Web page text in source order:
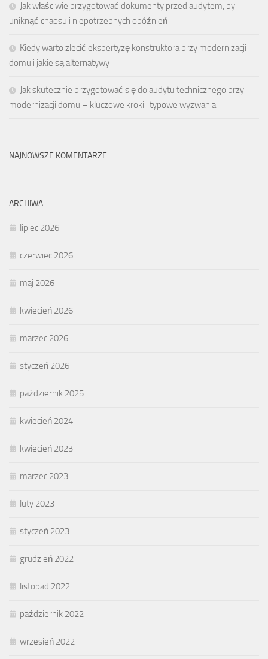
Jak właściwie przygotować dokumenty przed audytem, by
uniknąć chaosu i niepotrzebnych opóźnień
Kiedy warto zlecić ekspertyzę konstruktora przy modernizacji
domu i jakie są alternatywy
Jak skutecznie przygotować się do audytu technicznego przy
modernizacji domu – kluczowe kroki i typowe wyzwania
NAJNOWSZE KOMENTARZE
ARCHIWA
lipiec 2026
czerwiec 2026
maj 2026
kwiecień 2026
marzec 2026
styczeń 2026
październik 2025
kwiecień 2024
kwiecień 2023
marzec 2023
luty 2023
styczeń 2023
grudzień 2022
listopad 2022
październik 2022
wrzesień 2022